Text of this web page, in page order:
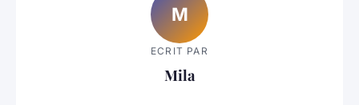
M
ECRIT PAR
Mila